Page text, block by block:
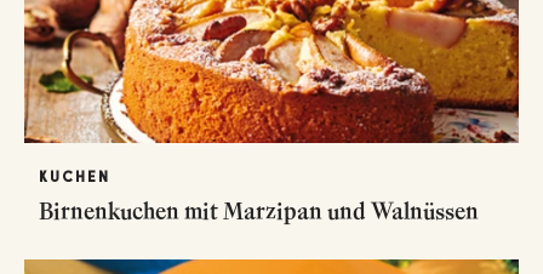
KUCHEN
Birnenkuchen mit Marzipan und Walnüssen